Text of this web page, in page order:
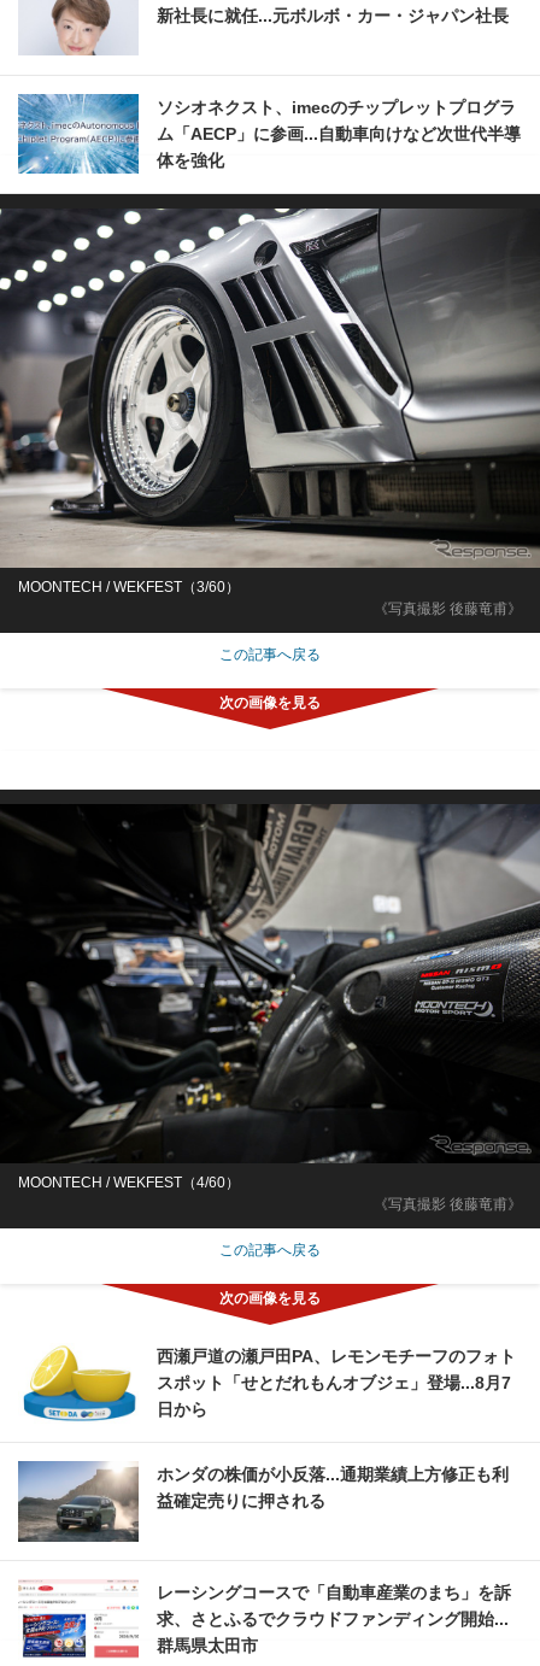
新社長に就任...元ボルボ・カー・ジャパン社長
ソシオネクスト、imecのチップレットプログラ
ム「AECP」に参画...自動車向けなど次世代半導
体を強化
《写真撮影 後藤竜甫》
MOONTECH / WEKFEST（3/60）
この記事へ戻る
《写真撮影 後藤竜甫》
MOONTECH / WEKFEST（4/60）
この記事へ戻る
西瀬戸道の瀬戸田PA、レモンモチーフのフォト
スポット「せとだれもんオブジェ」登場...8月7
日から
ホンダの株価が小反落...通期業績上方修正も利
益確定売りに押される
レーシングコースで「自動車産業のまち」を訴
求、さとふるでクラウドファンディング開始...
群馬県太田市